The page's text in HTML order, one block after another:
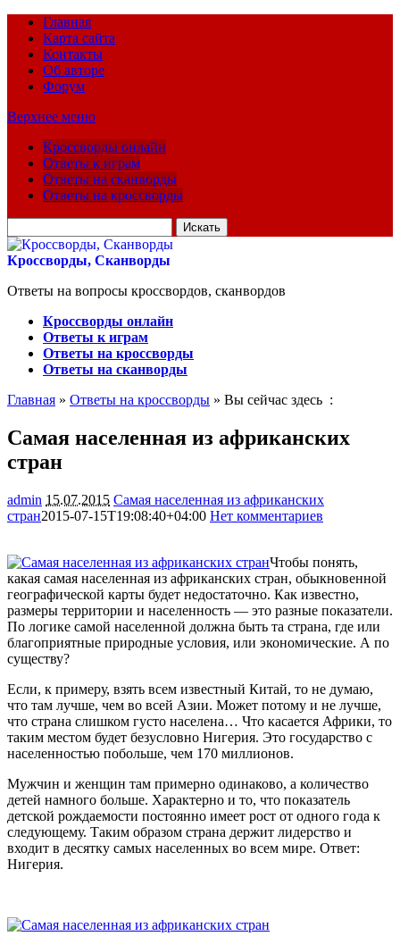
Главная
Карта сайта
Контакты
Об авторе
Форум
Верхнее меню
Кроссворды онлайн
Ответы к играм
Ответы на сканворды
Ответы на кроссворды
для:
Кроссворды, Сканворды
Ответы на вопросы кроссвордов, сканвордов
Кроссворды онлайн
Ответы к играм
Ответы на кроссворды
Ответы на сканворды
Главная » Ответы на кроссворды » Вы сейчас здесь :
Самая населенная из африканских
стран
admin 15.07.2015 Самая населенная из африканских
стран2015-07-15T19:08:40+04:00 Нет комментариев
Чтобы понять,
какая самая населенная из африканских стран, обыкновенной
географической карты будет недостаточно. Как известно,
размеры территории и населенность — это разные показатели.
По логике самой населенной должна быть та страна, где или
благоприятные природные условия, или экономические. А по
существу?
Если, к примеру, взять всем известный Китай, то не думаю,
что там лучше, чем во всей Азии. Может потому и не лучше,
что страна слишком густо населена… Что касается Африки, то
таким местом будет безусловно Нигерия. Это государство с
населенностью побольше, чем 170 миллионов.
Мужчин и женщин там примерно одинаково, а количество
детей намного больше. Характерно и то, что показатель
детской рождаемости постоянно имеет рост от одного года к
следующему. Таким образом страна держит лидерство и
входит в десятку самых населенных во всем мире. Ответ:
Нигерия.